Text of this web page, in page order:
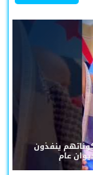
ينفذون
عام